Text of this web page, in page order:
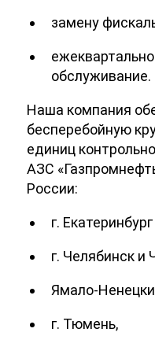
замену
обслуживание.
Наша компания
бесперебойную
единиц
АЗС
России:
г.
г. Челябинск и
Ямало-
г. Тюмень,